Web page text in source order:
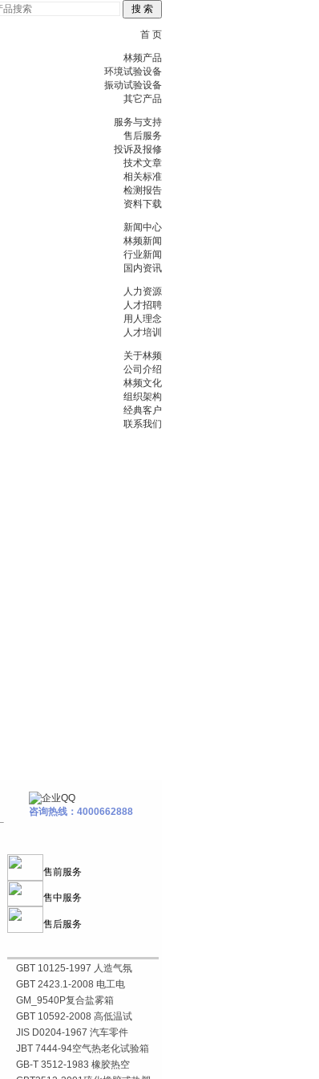
首 页
林频产品
环境试验设备
振动试验设备
其它产品
服务与支持
售后服务
投诉及报修
技术文章
相关标准
检测报告
资料下载
新闻中心
林频新闻
行业新闻
国内资讯
人力资源
人才招聘
用人理念
人才培训
关于林频
公司介绍
林频文化
组织架构
经典客户
联系我们
咨询热线：4000662888
售前服务
售中服务
售后服务
GBT 10125-1997 人造气氛
GBT 2423.1-2008 电工电
GM_9540P复合盐雾箱
GBT 10592-2008 高低温试
JIS D0204-1967 汽车零件
JBT 7444-94空气热老化试验箱
GB-T 3512-1983 橡胶热空